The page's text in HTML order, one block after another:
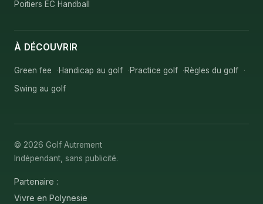
Poitiers EC Handball
À DÉCOUVRIR
Green fee Handicap au golf Practice golf
Règles du golf
Swing au golf
© 2026 Golf Autrement
Indépendant, sans publicité.
Partenaire :
Vivre en Polynesie